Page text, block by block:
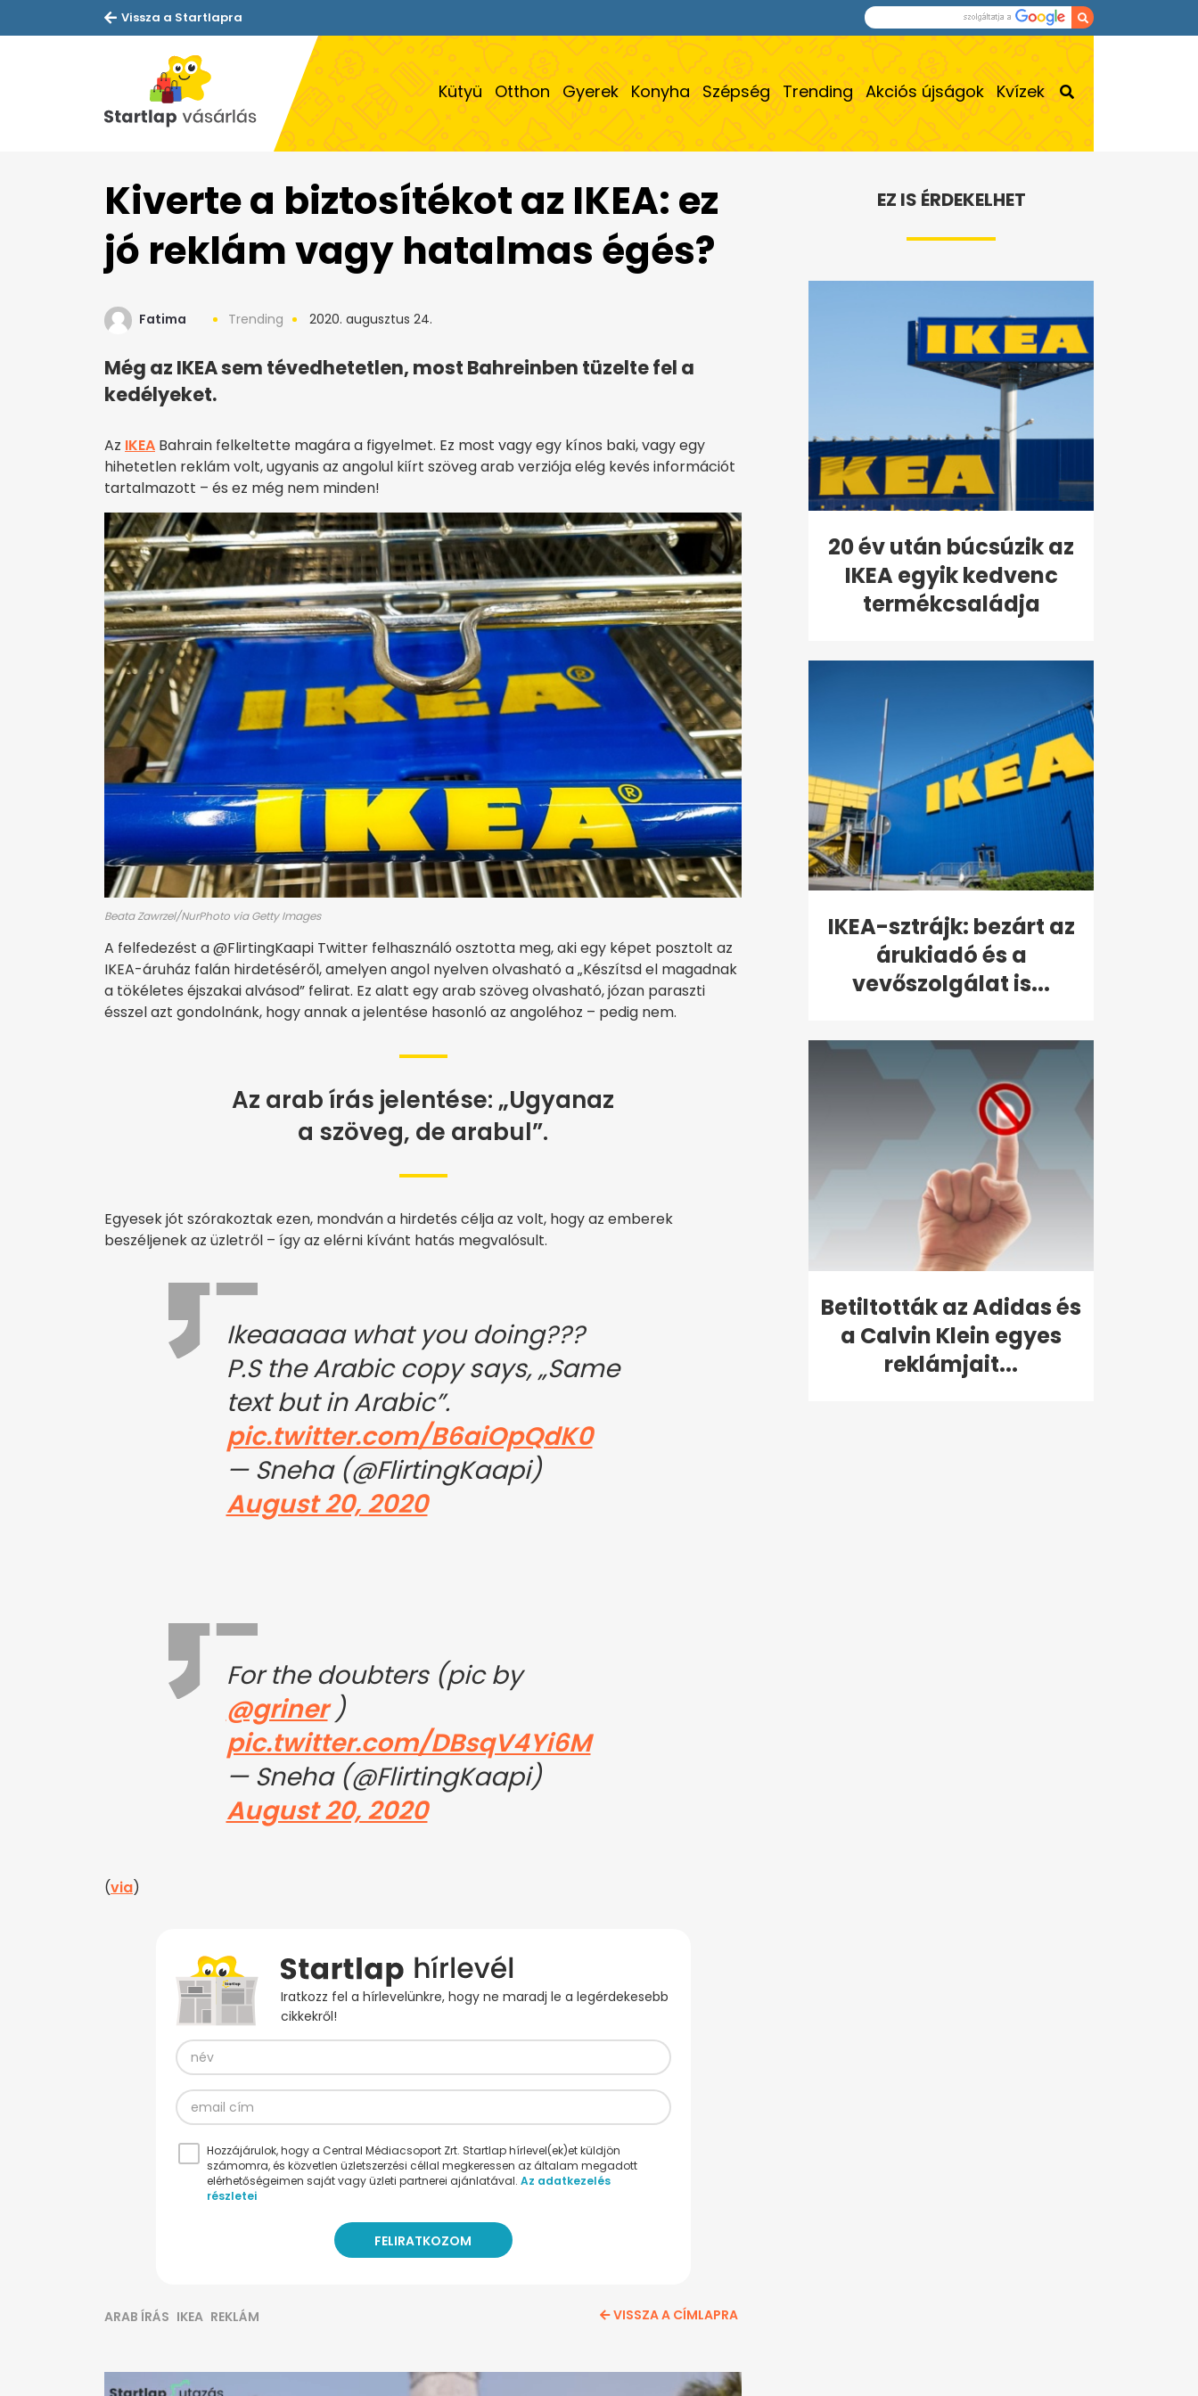
Vissza a Startlapra
Kütyü Otthon Gyerek Konyha Szépség Trending Akciós újságok Kvízek
Kiverte a biztosítékot az IKEA: ez
jó reklám vagy hatalmas égés?
Fatima Trending 2020. augusztus 24.
Még az IKEA sem tévedhetetlen, most Bahreinben tüzelte fel a
kedélyeket.
Az IKEA Bahrain felkeltette magára a figyelmet. Ez most vagy egy kínos baki, vagy egy
hihetetlen reklám volt, ugyanis az angolul kiírt szöveg arab verziója elég kevés információt
tartalmazott – és ez még nem minden!
Beata Zawrzel/NurPhoto via Getty Images
A felfedezést a @FlirtingKaapi Twitter felhasználó osztotta meg, aki egy képet posztolt az
IKEA-áruház falán hirdetéséről, amelyen angol nyelven olvasható a „Készítsd el magadnak
a tökéletes éjszakai alvásod” felirat. Ez alatt egy arab szöveg olvasható, józan paraszti
ésszel azt gondolnánk, hogy annak a jelentése hasonló az angoléhoz – pedig nem.
Az arab írás jelentése: „Ugyanaz
a szöveg, de arabul”.
Egyesek jót szórakoztak ezen, mondván a hirdetés célja az volt, hogy az emberek
beszéljenek az üzletről – így az elérni kívánt hatás megvalósult.
Ikeaaaaa what you doing???
P.S the Arabic copy says, „Same
text but in Arabic”.
pic.twitter.com/B6aiOpQdK0
— Sneha (@FlirtingKaapi)
August 20, 2020
For the doubters (pic by
@griner)
pic.twitter.com/DBsqV4Yi6M
— Sneha (@FlirtingKaapi)
August 20, 2020
(via)
Iratkozz fel a hírlevelünkre, hogy ne maradj le a legérdekesebb
cikkekről!
Hozzájárulok, hogy a Central Médiacsoport Zrt. Startlap hírlevel(ek)et küldjön
számomra, és közvetlen üzletszerzési céllal megkeressen az általam megadott
elérhetőségeimen saját vagy üzleti partnerei ajánlatával. Az adatkezelés
részletei
ARAB ÍRÁS IKEA REKLÁM VISSZA A CÍMLAPRA
EZ IS ÉRDEKELHET
20 év után búcsúzik az
IKEA egyik kedvenc
termékcsaládja
IKEA-sztrájk: bezárt az
árukiadó és a
vevőszolgálat is...
Betiltották az Adidas és
a Calvin Klein egyes
reklámjait...